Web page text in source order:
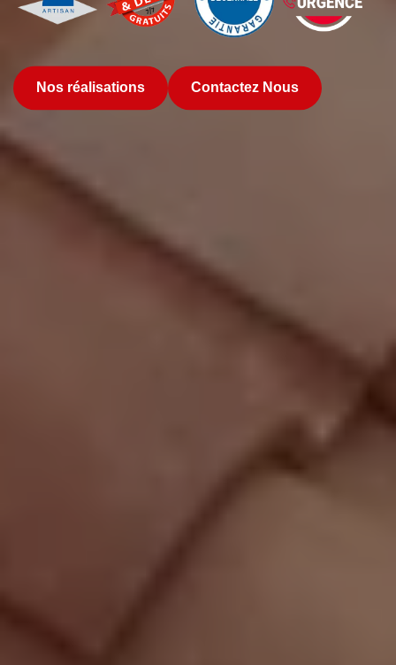
Nos réalisations Contactez Nous